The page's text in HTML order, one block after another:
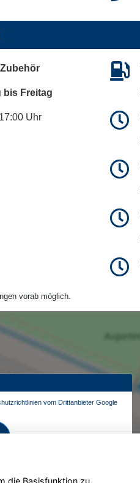
bis Freitag
Uhr
vorab möglich.
vom Drittanbieter Google